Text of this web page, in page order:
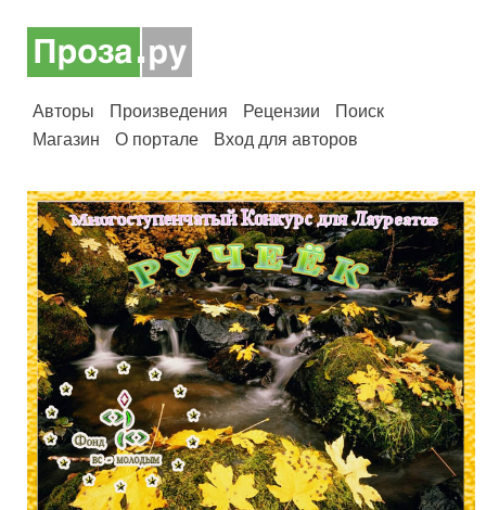
Авторы Произведения Рецензии
Поиск
Магазин
О портале Вход для авторов